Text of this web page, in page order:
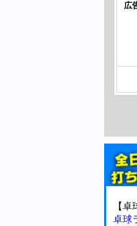
広
【卓
卓球